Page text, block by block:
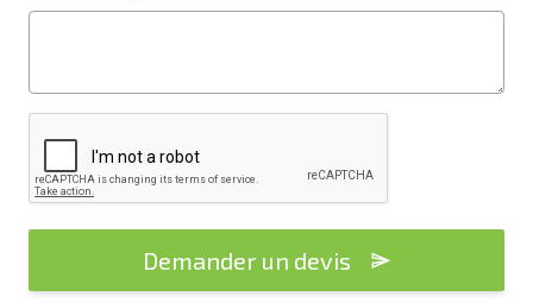
Demander un devis